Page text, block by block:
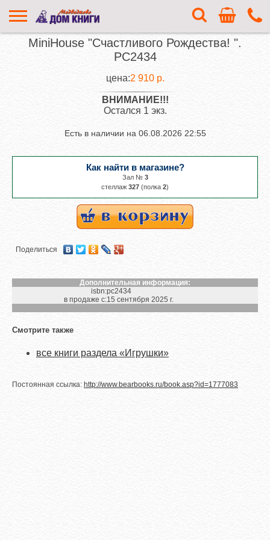
MiniHouse "Счастливого Рождества! ".
PC2434
Поделиться
Дополнительная информация:
isbn:pc2434
в продаже с:15 сентября 2025 г.
Смотрите также
все книги раздела «Игрушки»
Постоянная ссылка: http://www.bearbooks.ru/book.asp?id=1777083
цена:2 910 р.
ВНИМАНИЕ!!!
Остался 1 экз.
Есть в наличии на 06.08.2026 22:55
Как найти в магазине?
Зал № 3
cтеллаж 327 (полка 2)